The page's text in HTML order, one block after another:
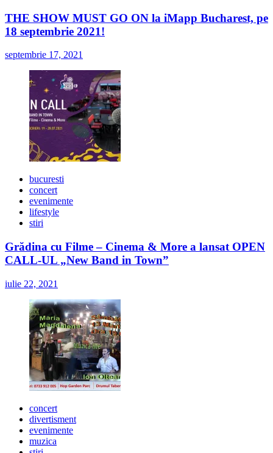
THE SHOW MUST GO ON la iMapp Bucharest, pe
18 septembrie 2021!
septembrie 17, 2021
bucuresti
concert
evenimente
lifestyle
stiri
Grădina cu Filme – Cinema & More a lansat OPEN
CALL-UL „New Band in Town”
iulie 22, 2021
concert
divertisment
evenimente
muzica